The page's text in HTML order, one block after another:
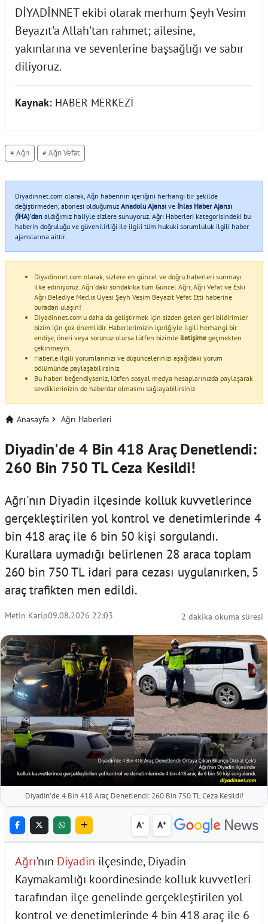
DİYADİNNET ekibi olarak merhum Şeyh Vesim
Beyazıt'a Allah'tan rahmet; ailesine,
yakınlarına ve sevenlerine başsağlığı ve sabır
diliyoruz.
Kaynak: HABER MERKEZİ
# Ağrı # Ağrı Vefat
Diyadinnet.com olarak, Ağrı haberinin içeriğini herhangi bir şekilde
değiştirmeden, abonesi olduğumuz Anadolu Ajansı ve İhlas Haber Ajansı
(İHA)'dan aldığımız haliyle sizlere sunuyoruz. Ağrı Haberleri kategorisindeki bu
haberin doğruluğu ve güvenilirliği ile ilgili tüm hukuki sorumluluk ilgili haber
ajanslarına aittir..
Diyadinnet.com olarak, sizlere en güncel ve doğru haberleri sunmayı
ilke ediniyoruz. Ağrı'daki sondakika tüm Güncel Ağrı, Ağrı Vefat ve Eski
Ağrı Belediye Meclis Üyesi Şeyh Vesim Beyazıt Vefat Etti haberine
buradan ulaşın!
Diyadinnet.com'u daha da geliştirmek için sizden gelen geri bildirimler
bizim için çok önemlidir. Haberlerimizin içeriğiyle ilgili herhangi bir
endişe, öneri veya sorunuz olursa lütfen bizimle iletişime geçmekten
çekinmeyin.
Haberle ilgili yorumlarınızı ve düşüncelerinizi aşağıdaki yorum
bölümünde paylaşabilirsiniz.
Bu haberi beğendiyseniz, lütfen sosyal medya hesaplarınızda paylaşarak
sevdiklerinizin de haberdar olmasını sağlayabilirsiniz.
Anasayfa Ağrı Haberleri
Diyadin'de 4 Bin 418 Araç Denetlendi:
260 Bin 750 TL Ceza Kesildi!
Ağrı'nın Diyadin ilçesinde kolluk kuvvetlerince
gerçekleştirilen yol kontrol ve denetimlerinde 4
bin 418 araç ile 6 bin 50 kişi sorgulandı.
Kurallara uymadığı belirlenen 28 araca toplam
260 bin 750 TL idari para cezası uygulanırken, 5
araç trafikten men edildi.
Metin Karip09.08.2026 22:03 2 dakika okuma süresi
Diyadin'de 4 Bin 418 Araç Denetlendi: 260 Bin 750 TL Ceza Kesildi!
A- A+
Ağrı'nın Diyadin ilçesinde, Diyadin
Kaymakamlığı koordinesinde kolluk kuvvetleri
tarafından ilçe genelinde gerçekleştirilen yol
kontrol ve denetimlerinde 4 bin 418 araç ile 6